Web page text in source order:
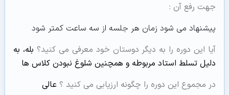
جهت رفع آن :
پیشنهاد می شود زمان هر جلسه از سه ساعت کمتر شود
آیا این دوره را به دیگر دوستان خود معرفی می کنید؟ بله، به
دلیل تسلط استاد مربوطه و همچنین شلوغ نبودن کلاس ها
در مجموع این دوره را چگونه ارزیابی می کنید ؟ عالی